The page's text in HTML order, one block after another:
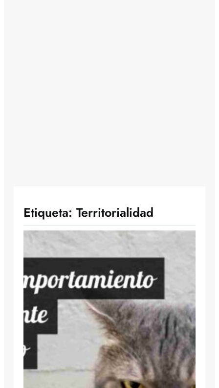
Etiqueta: Territorialidad